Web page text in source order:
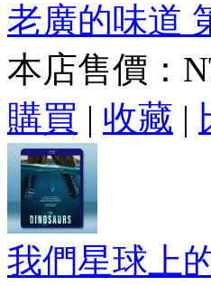
老廣的味道
本店售價：
購買 | 收藏 |
我們星球上